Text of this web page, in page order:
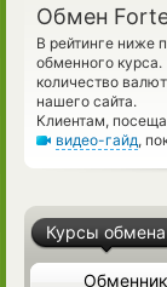
Обмен
В рейтинге ниже
обменного
количество
нашего сайта.
Клиентам,
видео-гайд,
Курсы обмена
Обменник